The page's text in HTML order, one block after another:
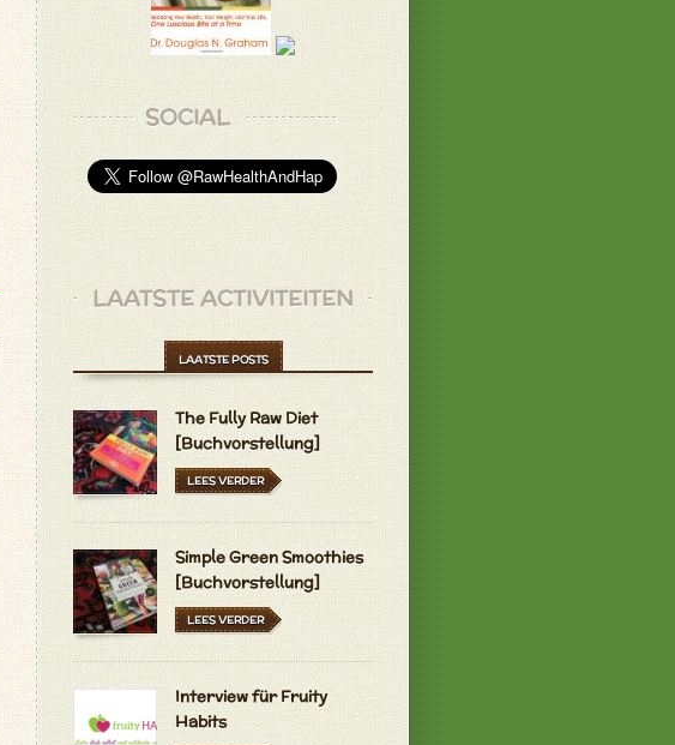
SOCIAL
LAATSTE ACTIVITEITEN
LAATSTE POSTS
The Fully Raw Diet
[Buchvorstellung]
LEES VERDER
Simple Green Smoothies
[Buchvorstellung]
LEES VERDER
Interview für Fruity
Habits